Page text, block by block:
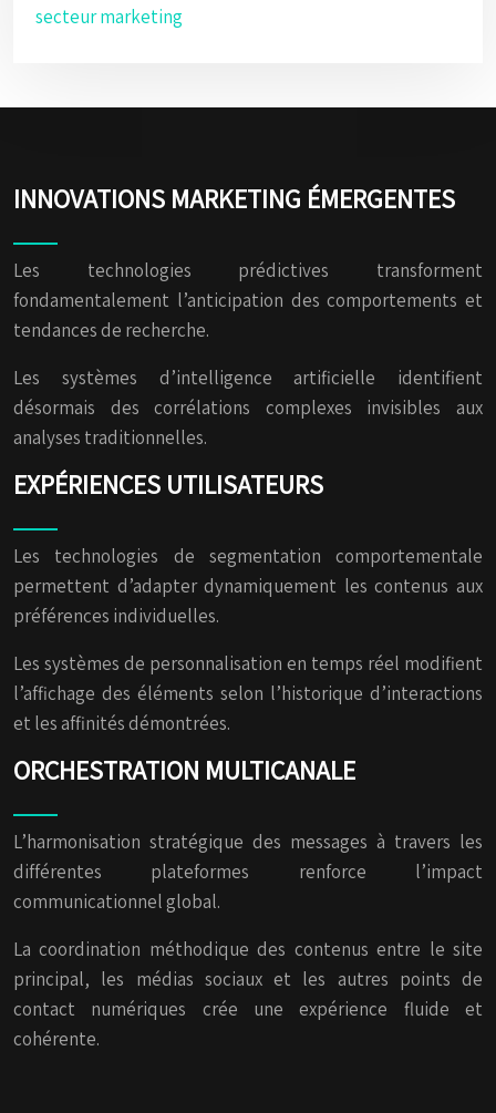
secteur marketing
INNOVATIONS MARKETING ÉMERGENTES
Les technologies prédictives transforment
fondamentalement l’anticipation des comportements et
tendances de recherche.
Les systèmes d’intelligence artificielle identifient
désormais des corrélations complexes invisibles aux
analyses traditionnelles.
EXPÉRIENCES UTILISATEURS
Les technologies de segmentation comportementale
permettent d’adapter dynamiquement les contenus aux
préférences individuelles.
Les systèmes de personnalisation en temps réel modifient
l’affichage des éléments selon l’historique d’interactions
et les affinités démontrées.
ORCHESTRATION MULTICANALE
L’harmonisation stratégique des messages à travers les
différentes plateformes renforce l’impact
communicationnel global.
La coordination méthodique des contenus entre le site
principal, les médias sociaux et les autres points de
contact numériques crée une expérience fluide et
cohérente.